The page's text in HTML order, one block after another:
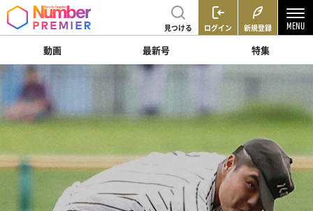
見つける ログイン 新規登録
動画 最新号 特集